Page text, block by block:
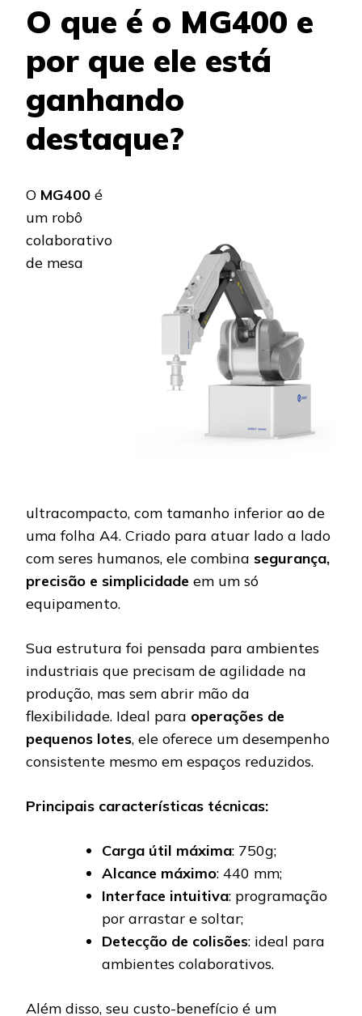
O que é o MG400 e
por que ele está
ganhando
destaque?
O MG400 é
um robô
colaborativo
de mesa
ultracompacto, com tamanho inferior ao de
uma folha A4. Criado para atuar lado a lado
com seres humanos, ele combina segurança,
precisão e simplicidade em um só
equipamento.
Sua estrutura foi pensada para ambientes
industriais que precisam de agilidade na
produção, mas sem abrir mão da
flexibilidade. Ideal para operações de
pequenos lotes, ele oferece um desempenho
consistente mesmo em espaços reduzidos.
Principais características técnicas:
Carga útil máxima: 750g;
Alcance máximo: 440 mm;
Interface intuitiva: programação
por arrastar e soltar;
Detecção de colisões: ideal para
ambientes colaborativos.
Além disso, seu custo-benefício é um